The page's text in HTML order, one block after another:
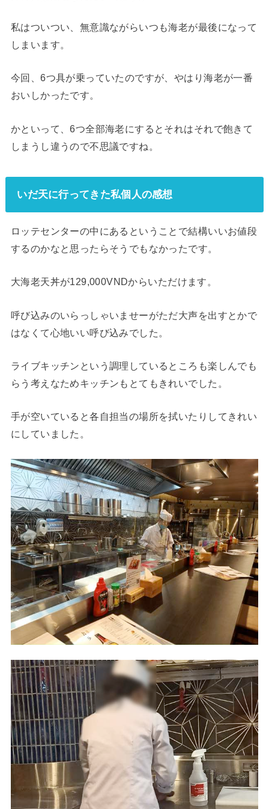
私はついつい、無意識ながらいつも海老が最後になって
しまいます。
今回、6つ具が乗っていたのですが、やはり海老が一番
おいしかったです。
かといって、6つ全部海老にするとそれはそれで飽きて
しまうし違うので不思議ですね。
いだ天に行ってきた私個人の感想
ロッテセンターの中にあるということで結構いいお値段
するのかなと思ったらそうでもなかったです。
大海老天丼が129,000VNDからいただけます。
呼び込みのいらっしゃいませーがただ大声を出すとかで
はなくて心地いい呼び込みでした。
ライブキッチンという調理しているところも楽しんでも
らう考えなためキッチンもとてもきれいでした。
手が空いていると各自担当の場所を拭いたりしてきれい
にしていました。